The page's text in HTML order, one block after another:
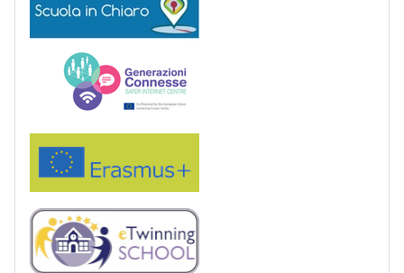
Erasmus+
eTwinning